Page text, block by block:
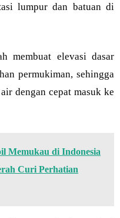
lumpur dan batuan di
membuat elevasi dasar
permukiman, sehingga
dengan cepat masuk ke
Memukau di Indonesia
Curi Perhatian